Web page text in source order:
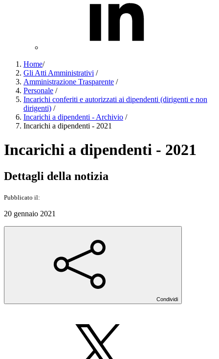
Home/
Gli Atti Amministrativi /
Amministrazione Trasparente /
Personale /
Incarichi conferiti e autorizzati ai dipendenti (dirigenti e non
dirigenti) /
Incarichi a dipendenti - Archivio /
Incarichi a dipendenti - 2021
Incarichi a dipendenti - 2021
Dettagli della notizia
Pubblicato il:
20 gennaio 2021
Condividi